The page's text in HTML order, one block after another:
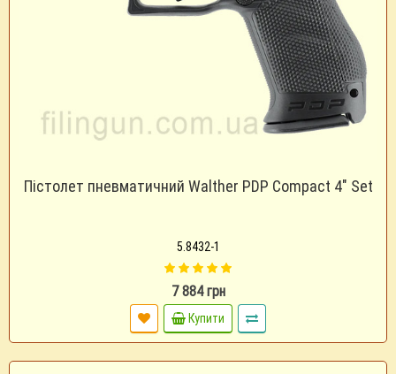
Пістолет пневматичний Walther PDP Compact 4" Set
5.8432-1
7 884 грн
Купити